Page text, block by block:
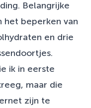
Belangrijke
het beperken van
en drie
ik in eerste
maar die
zijn te